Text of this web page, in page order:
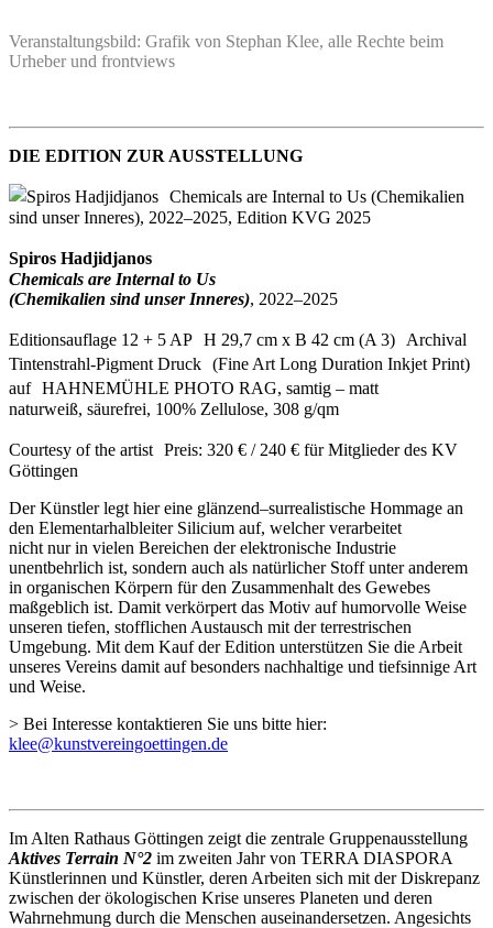
Veranstaltungsbild: Grafik von Stephan Klee, alle Rechte beim
Urheber und frontviews
DIE EDITION ZUR AUSSTELLUNG
Spiros Hadjidjanos
Chemicals are Internal to Us
(Chemikalien sind unser Inneres), 2022–2025
Editionsauflage 12 + 5 AP H 29,7 cm x B 42 cm (A 3) Archival
Tintenstrahl-Pigment Druck (Fine Art Long Duration Inkjet Print)
auf HAHNEMÜHLE PHOTO RAG, samtig – matt
naturweiß, säurefrei, 100% Zellulose, 308 g/qm
Courtesy of the artist Preis: 320 € / 240 € für Mitglieder des KV
Göttingen
Der Künstler legt hier eine glänzend–surrealistische Hommage an
den Elementarhalbleiter Silicium auf, welcher verarbeitet
nicht nur in vielen Bereichen der elektronische Industrie
unentbehrlich ist, sondern auch als natürlicher Stoff unter anderem
in organischen Körpern fürden Zusammenhalt des Gewebes
maßgeblich ist. Damit verkörpert das Motiv auf humorvolle Weise
unseren tiefen, stofflichen Austausch mit derterrestrischen
Umgebung. Mit dem Kauf der Edition unterstützen Sie die Arbeit
unseres Vereins damit auf besonders nachhaltige und tiefsinnige Art
und Weise.
> Bei Interesse kontaktieren Sie uns bitte hier:
klee@kunstvereingoettingen.de
Im Alten Rathaus Göttingen zeigt die zentrale Gruppenausstellung
Aktives Terrain N°2 im zweiten Jahr von TERRA DIASPORA
Künstlerinnen und Künstler, deren Arbeiten sich mit der Diskrepanz
zwischen der ökologischen Krise unseres Planeten und deren
Wahrnehmung durch die Menschen auseinandersetzen. Angesichts